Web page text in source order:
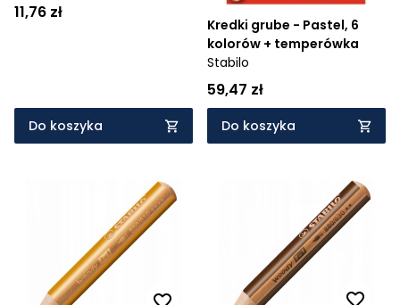
11,76 zł
Do koszyka
Kredki grube - Pastel, 6
kolorów + temperówka
Stabilo
59,47 zł
Do koszyka